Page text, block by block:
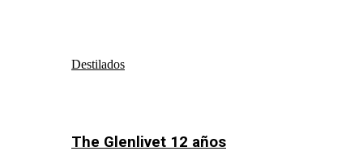
Destilados
The Glenlivet 12 años